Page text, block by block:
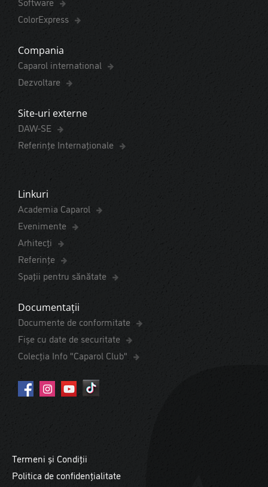
ColorExpress
Compania
Caparol international
Dezvoltare
Site-uri externe
DAW-SE
Referințe Internaționale
Linkuri
Academia Caparol
Evenimente
Arhitecți
Referințe
Spaţii pentru sănătate
Documentații
Documente de conformitate
Fișe cu date de securitate
Colecția Info "Caparol Club"
Termeni și Condiții
Politica de confidențialitate